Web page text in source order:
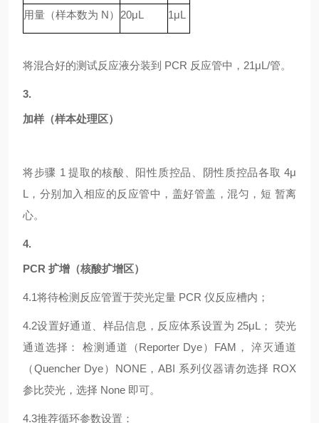
用量（样本数为 N） 20μL 1μL
将混合好的测试反应液分装到 PCR 反应管中，21μL/管。
3.
加样（样本处理区）
将步骤 1 提取的核酸、阳性质控品、阴性质控品各取 4μ
L，分别加入相应的反应管中，盖好管盖，混匀，短 暂离
心。
4.
PCR 扩增（核酸扩增区）
4.1将待检测反应管置于荧光定量 PCR 仪反应槽内；
4.2设置好通道、样品信息，反应体系设置为 25μL； 荧光
通道选择： 检测通道（Reporter Dye）FAM， 淬灭通道
（Quencher Dye）NONE，ABI 系列仪器请勿选择 ROX
参比荧光，选择 None 即可。
4.3推荐循环参数设置：